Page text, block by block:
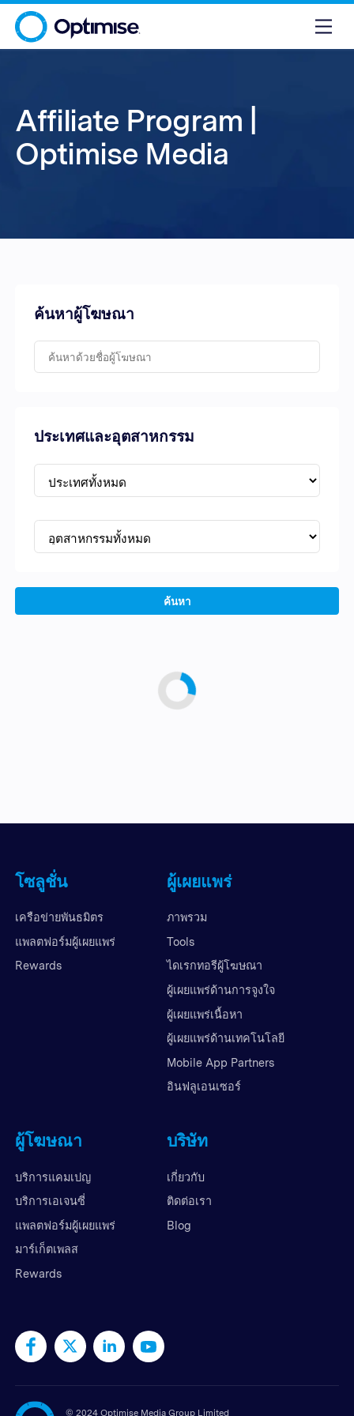
Affiliate Program |
Optimise Media
ค้นหาผู้โฆษณา
ประเทศและอุตสาหกรรม
ค้นหา
โซลูชั่น
เครือข่ายพันธมิตร
แพลตฟอร์มผู้เผยแพร่
Rewards
ผู้เผยแพร่
ภาพรวม
Tools
ไดเรกทอรีผู้โฆษณา
ผู้เผยแพร่ด้านการจูงใจ
ผู้เผยแพร่เนื้อหา
ผู้เผยแพร่ด้านเทคโนโลยี
Mobile App Partners
อินฟลูเอนเซอร์
ผู้โฆษณา
บริการแคมเปญ
บริการเอเจนซี่
แพลตฟอร์มผู้เผยแพร่
มาร์เก็ตเพลส
Rewards
บริษัท
เกี่ยวกับ
ติดต่อเรา
Blog
© 2024 Optimise Media Group Limited